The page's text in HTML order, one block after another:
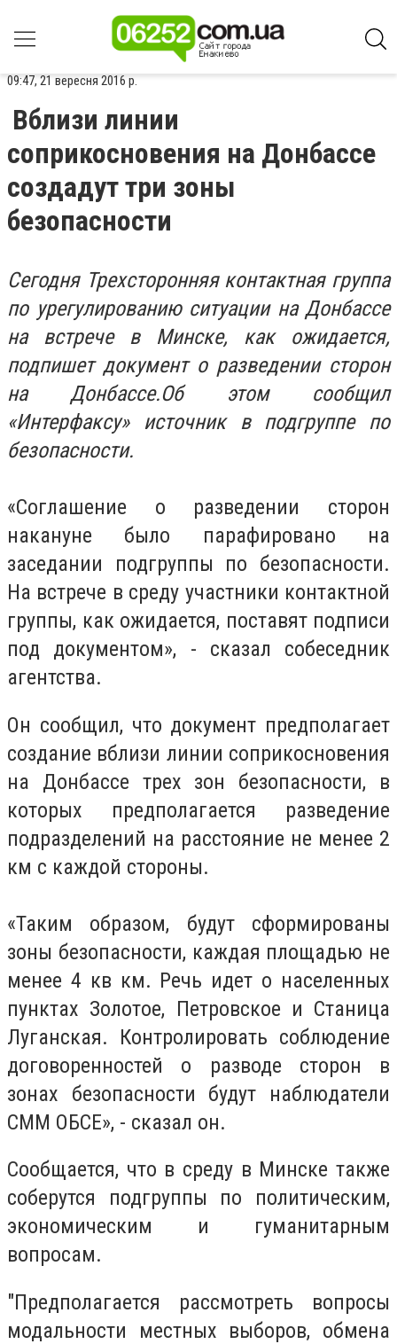
09:47, 21 вересня 2016 р.
Вблизи линии
соприкосновения на Донбассе
создадут три зоны
безопасности
Сегодня Трехсторонняя контактная группа
по урегулированию ситуации на Донбассе
на встрече в Минске, как ожидается,
подпишет документ о разведении сторон
на Донбассе.Об этом сообщил
«Интерфаксу» источник в подгруппе по
безопасности.
«Соглашение о разведении сторон
накануне было парафировано на
заседании подгруппы по безопасности.
На встрече в среду участники контактной
группы, как ожидается, поставят подписи
под документом», - сказал собеседник
агентства.
Он сообщил, что документ предполагает
создание вблизи линии соприкосновения
на Донбассе трех зон безопасности, в
которых предполагается разведение
подразделений на расстояние не менее 2
км с каждой стороны.
«Таким образом, будут сформированы
зоны безопасности, каждая площадью не
менее 4 кв км. Речь идет о населенных
пунктах Золотое, Петровское и Станица
Луганская. Контролировать соблюдение
договоренностей о разводе сторон в
зонах безопасности будут наблюдатели
СММ ОБСЕ», - сказал он.
Сообщается, что в среду в Минске также
соберутся подгруппы по политическим,
экономическим и гуманитарным
вопросам.
"Предполагается рассмотреть вопросы
модальности местных выборов, обмена